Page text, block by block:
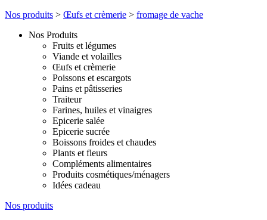
Nos produits > Œufs et crèmerie > fromage de vache
Nos Produits
Fruits et légumes
Viande et volailles
Œufs et crèmerie
Poissons et escargots
Pains et pâtisseries
Traiteur
Farines, huiles et vinaigres
Epicerie salée
Epicerie sucrée
Boissons froides et chaudes
Plants et fleurs
Compléments alimentaires
Produits cosmétiques/ménagers
Idées cadeau
Nos produits